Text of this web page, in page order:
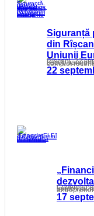
Siguranță
din
Uniunii
Rîșcani, 22 septembrie 2025 – După mai bine de
22
Guvernatoarea Băncii Naționale a
17